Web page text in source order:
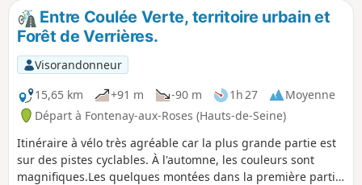
Entre Coulée Verte, territoire urbain et
Forêt de Verrières.
Visorandonneur
15,65 km
+91 m -90 m 1h 27
Moyenne
Départ à Fontenay-aux-Roses (Hauts-de-Seine)
Itinéraire à vélo très agréable car la plus grande partie est
sur des pistes cyclables. À l'automne, les couleurs sont
magnifiques.Les quelques montées dans la première partie